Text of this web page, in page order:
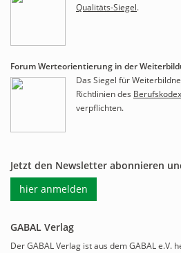
Qualitäts-Siegel.
Forum Werteorientierung in der
Das Siegel für
Richtlinien des
verpflichten.
Jetzt den Newsletter abonnieren
hier anmelden
GABAL Verlag
Der GABAL Verlag ist aus dem GABAL e.V.